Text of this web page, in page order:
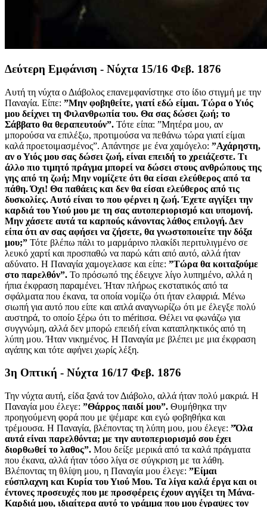
Δεύτερη Εμφάνιση - Νύχτα 15/16 Φεβ. 1876
Αυτή τη νύχτα ο Διάβολος επανεμφανίστηκε στο ίδιο στιγμή με την
Παναγία. Είπε: ”Μην φοβηθείτε, γιατί εδώ είμαι. Τώρα ο Υιός
μου δείχνει τη Φιλανθρωπία του. Θα σας δώσει ζωή; το
Σάββατο θα θεραπευτούν”. Τότε είπα: ”Μητέρα μου, αν
μπορούσα να επιλέξω, προτιμούσα να πεθάνω τώρα γιατί είμαι
καλά προετοιμασμένος”. Απάντησε με ένα χαμόγελο: ”Αχάρηστη,
αν ο Υιός μου σας δώσει ζωή, είναι επειδή το χρειάζεστε. Τι
άλλο πιο τιμητό πράγμα μπορεί να δώσει στους ανθρώπους της
γης από τη ζωή; Μην νομίζετε ότι θα είσαι ελεύθερος από τα
πάθη. Όχι! Θα παθάεις και δεν θα είσαι ελεύθερος από τις
δυσκολίες. Αυτό είναι το που φέρνει η ζωή. Έχετε αγγίξει την
καρδιά του Υιού μου με τη σας αυτοπεριορισμό και υπομονή.
Μην χάσετε αυτά τα καρπούς κάνοντας λάθος επιλογή. Δεν
είπα ότι αν σας αφήσει να ζήσετε, θα γνωστοποιείτε την δόξα
μου;” Τότε βλέπω πάλι το μαρμάρινο πλακίδι περιτυλιγμένο σε
λευκό χαρτί και προσπαθώ να παρώ κάτι από αυτό, αλλά ήταν
αδύνατο. Η Παναγία χαμογελασε και είπε: ”Τώρα θα κοιταξούμε
στο παρελθόν”. Το πρόσωπό της έδειχνε λίγο λυπημένο, αλλά η
ήπια έκφραση παραμένει. Ήταν πλήρως εκστατικός από τα
σφάλματα που έκανα, τα οποία νομίζω ότι ήταν ελαφριά. Μένω
σιωπή για αυτό που είπε και απλά αναγνωρίζω ότι με έλεγξε πολύ
αυστηρά, το οποίο ξέρω ότι το méritισα. Θέλει να φωνάζω για
συγγνώμη, αλλά δεν μπορώ επειδή είναι καταπληκτικός από τη
λύπη μου. Ήταν νικημένος. Η Παναγία με βλέπει με μια έκφραση
αγάπης και τότε αφήνει χωρίς λέξη.
3η Οπτική - Νύχτα 16/17 Φεβ. 1876
Την νύχτα αυτή, είδα ξανά τον Διάβολο, αλλά ήταν πολύ μακριά. Η
Παναγία μου έλεγε: ”Θάρρος παιδί μου”. Θυμήθηκα την
προηγούμενη φορά που με ψέμαρε και εγώ φοβηθήκα και
τρέμουσα. Η Παναγία, βλέποντας τη λύπη μου, μου έλεγε: ”Όλα
αυτά είναι παρελθόντα; με την αυτοπεριορισμό σου έχει
διορθωθεί το λαθος”. Μου δείξε μερικά από τα καλά πράγματα
που έκανα, αλλά ήταν τόσο λίγα σε σύγκριση με τα λάθη.
Βλέποντας τη θλίψη μου, η Παναγία μου έλεγε: ”Είμαι
εύσπλαχνη και Κυρία του Υιού Μου. Τα λίγα καλά έργα και οι
έντονες προσευχές που με προσφέρεις έχουν αγγίξει τη Μάνα-
Καρδιά μου, ιδιαίτερα αυτό το γράμμα που μου έγραψες τον